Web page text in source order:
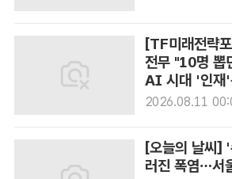
[TF미래전략
전무 "10명 뽑
AI 시대 '인재'
2026.08.11
[오늘의 날씨
러진 폭염…서